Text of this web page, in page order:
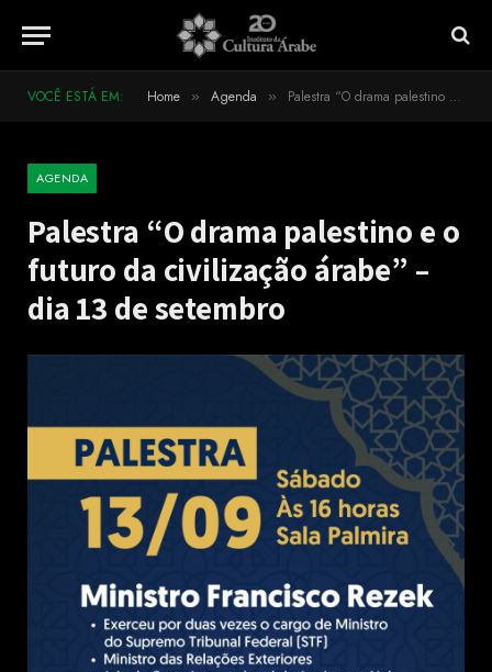
VOCÊ ESTÁ EM: Home » Agenda » Palestra “O drama palestino e o futuro da civilização árabe” – dia 13 de setembro
AGENDA
Palestra “O drama palestino e o
futuro da civilização árabe” –
dia 13 de setembro